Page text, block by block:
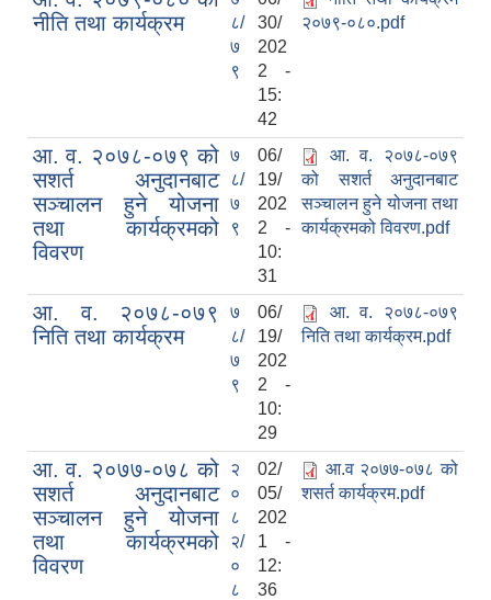
नीति तथा कार्यक्रम
८/
७
९
30/
202
2 -
15:
42
२०७९-०८०.pdf
आ. व. २०७८-०७९ को
सशर्त अनुदानबाट
सञ्चालन हुने योजना
तथा कार्यक्रमको
विवरण
७
८/
७
९
06/
19/
202
2 -
10:
31
आ. व. २०७८-०७९
को सशर्त अनुदानबाट
सञ्चालन हुने योजना तथा
कार्यक्रमको विवरण.pdf
आ. व. २०७८-०७९
निति तथा कार्यक्रम
७
८/
७
९
06/
19/
202
2 -
10:
29
आ. व. २०७८-०७९
निति तथा कार्यक्रम.pdf
आ. व. २०७७-०७८ को
सशर्त अनुदानबाट
सञ्चालन हुने योजना
तथा कार्यक्रमको
विवरण
२
०
८
२/
०
८
02/
05/
202
1 -
12:
36
आ.व २०७७-०७८ को
शसर्त कार्यक्रम.pdf